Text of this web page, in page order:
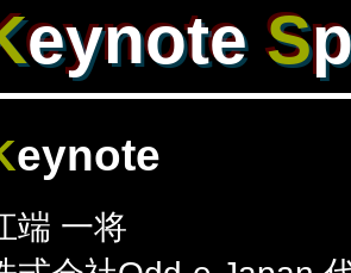
eynoteS
eynote
端 一将